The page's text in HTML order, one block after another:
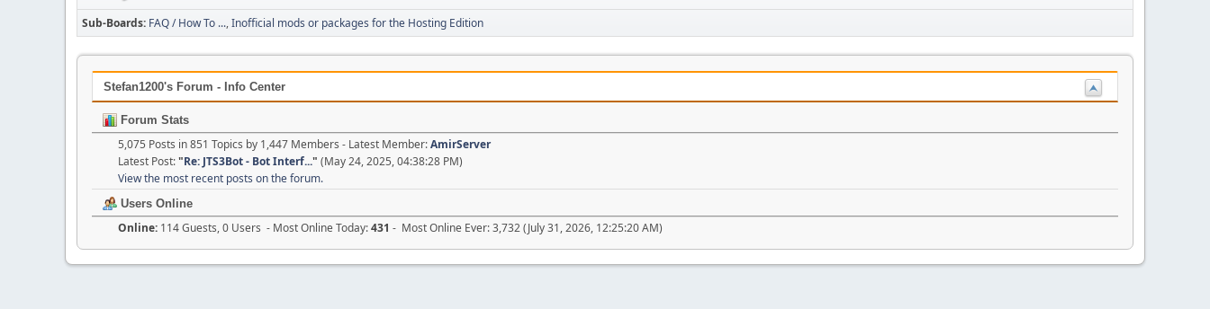
Sub-Boards FAQ / How To ... Inofficial mods or packages for the Hosting Edition
Stefan1200's Forum - Info Center
Forum Stats
5,075 Posts in 851 Topics by 1,447 Members - Latest Member:AmirServer
Latest Post:"Re: JTS3Bot - Bot Interf..." (May 24, 2025, 04:38:28 PM)
View the most recent posts on the forum.
Users Online
Online: 114 Guests, 0 Users - Most Online Today:431 - Most Online Ever: 3,732 (July 31, 2026, 12:25:20 AM)